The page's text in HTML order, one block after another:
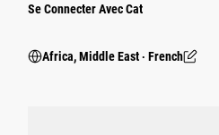
Se Connecter Avec Cat
Africa, Middle East ‧ French